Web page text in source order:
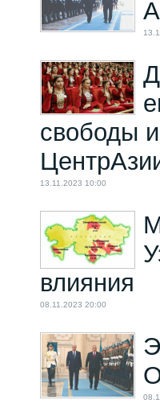
свободы
13.11.2023 10:00
влияния
08.11.2023 20:00